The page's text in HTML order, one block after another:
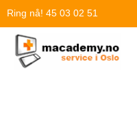
Hopp
innholdet
Ring nå! 45 03 02 51